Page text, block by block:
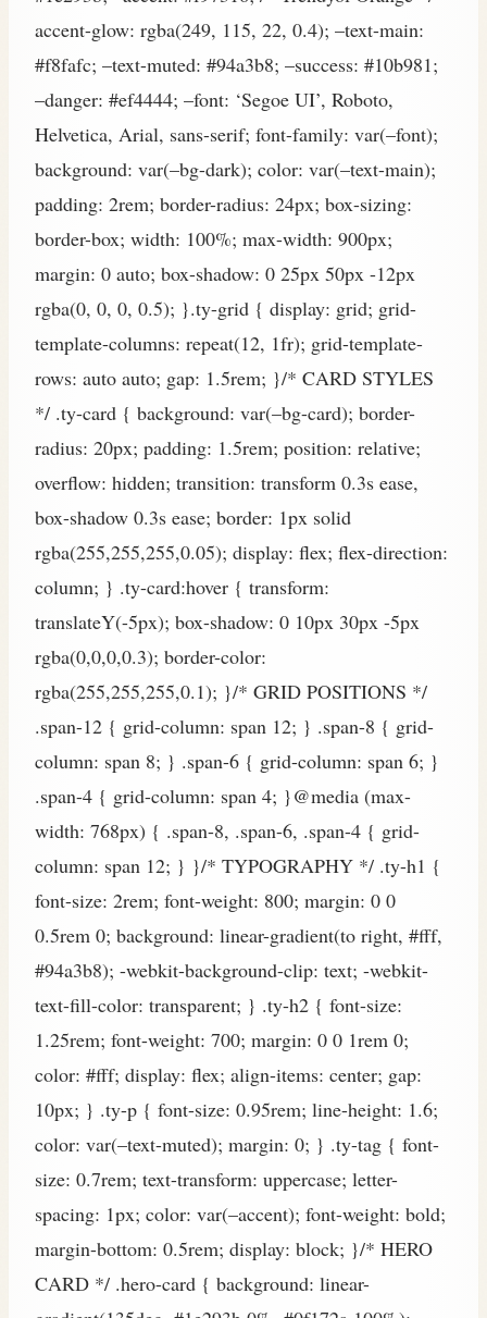
accent-glow: rgba(249, 115, 22, 0.4); –text-main:
#f8fafc; –text-muted: #94a3b8; –success: #10b981;
–danger: #ef4444; –font: ‘Segoe UI’, Roboto,
Helvetica, Arial, sans-serif; font-family: var(–font);
background: var(–bg-dark); color: var(–text-main);
padding: 2rem; border-radius: 24px; box-sizing:
border-box; width: 100%; max-width: 900px;
margin: 0 auto; box-shadow: 0 25px 50px -12px
rgba(0, 0, 0, 0.5); }.ty-grid { display: grid; grid-
template-columns: repeat(12, 1fr); grid-template-
rows: auto auto; gap: 1.5rem; }/* CARD STYLES
*/ .ty-card { background: var(–bg-card); border-
radius: 20px; padding: 1.5rem; position: relative;
overflow: hidden; transition: transform 0.3s ease,
box-shadow 0.3s ease; border: 1px solid
rgba(255,255,255,0.05); display: flex; flex-direction:
column; } .ty-card:hover { transform:
translateY(-5px); box-shadow: 0 10px 30px -5px
rgba(0,0,0,0.3); border-color:
rgba(255,255,255,0.1); }/* GRID POSITIONS */
.span-12 { grid-column: span 12; } .span-8 { grid-
column: span 8; } .span-6 { grid-column: span 6; }
.span-4 { grid-column: span 4; }@media (max-
width: 768px) { .span-8, .span-6, .span-4 { grid-
column: span 12; } }/* TYPOGRAPHY */ .ty-h1 {
font-size: 2rem; font-weight: 800; margin: 0 0
0.5rem 0; background: linear-gradient(to right, #fff,
#94a3b8); -webkit-background-clip: text; -webkit-
text-fill-color: transparent; } .ty-h2 { font-size:
1.25rem; font-weight: 700; margin: 0 0 1rem 0;
color: #fff; display: flex; align-items: center; gap:
10px; } .ty-p { font-size: 0.95rem; line-height: 1.6;
color: var(–text-muted); margin: 0; } .ty-tag { font-
size: 0.7rem; text-transform: uppercase; letter-
spacing: 1px; color: var(–accent); font-weight: bold;
margin-bottom: 0.5rem; display: block; }/* HERO
CARD */ .hero-card { background: linear-